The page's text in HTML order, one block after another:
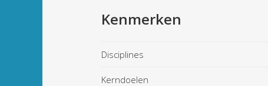
Kenmerken
Disciplines
Kerndoelen